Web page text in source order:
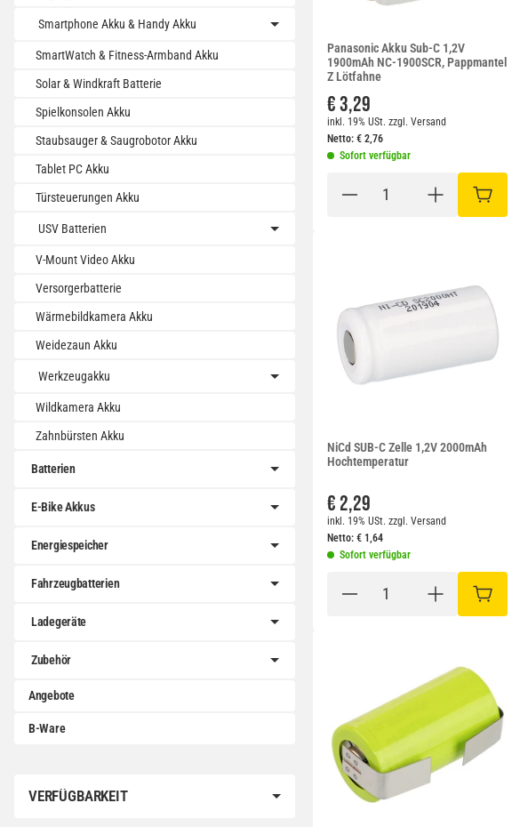
Panasonic Akku Sub-C 1,2V
1900mAh NC-1900SCR, Pappmantel
Z Lötfahne
€ 3,29
inkl. 19% USt. zzgl. Versand
Netto: € 2,76
Sofort verfügbar
IN
NiCd SUB-C Zelle 1,2V 2000mAh
Hochtemperatur
€ 2,29
inkl. 19% USt. zzgl. Versand
Netto: € 1,64
Sofort verfügbar
IN
Smartphone Akku & Handy Akku
SmartWatch & Fitness-Armband Akku
Solar & Windkraft Batterie
Spielkonsolen Akku
Staubsauger & Saugrobotor Akku
Tablet PC Akku
Türsteuerungen Akku
USV Batterien
V-Mount Video Akku
Versorgerbatterie
Wärmebildkamera Akku
Weidezaun Akku
Werkzeugakku
Wildkamera Akku
Zahnbürsten Akku
Batterien
E-Bike Akkus
Energiespeicher
Fahrzeugbatterien
Ladegeräte
Zubehör
Angebote
B-Ware
VERFÜGBARKEIT